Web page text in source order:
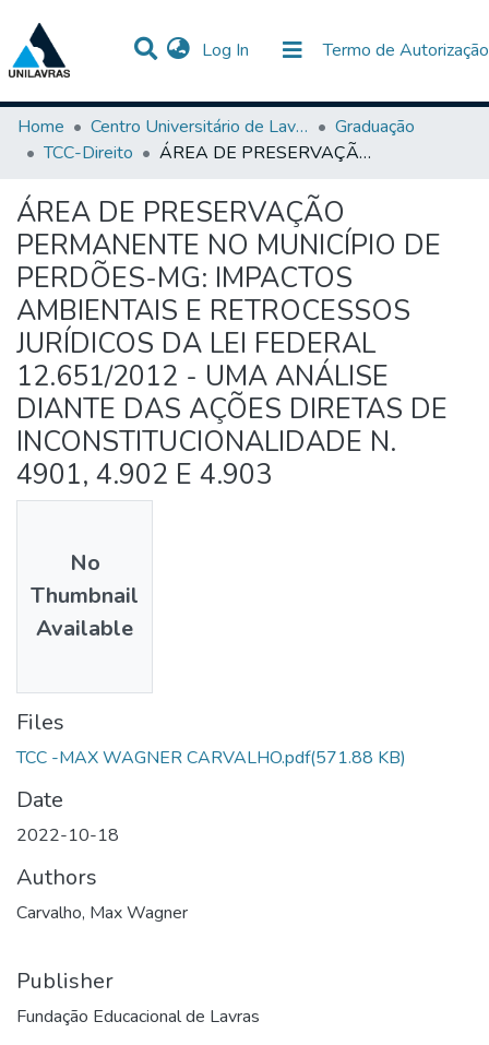
Log In (current) Termo de Autorização
Communities & Collections
Statistics
All of DSpace
Home
Centro Universitário de Lavras-UNILAVRAS
Graduação
TCC-Direito
ÁREA DE PRESERVAÇÃO PERMANENTE NO MUNICÍPIO DE PERDÕES-MG: IMPACTOS AMBIENTAIS E RETROCESSOS JURÍDICOS DA LEI FEDERAL 12.651/2012 - UMA ANÁLISE DIANTE DAS AÇÕES DIRETAS DE INCONSTITUCIONALIDADE N. 4901, 4.902 E 4.903
ÁREA DE PRESERVAÇÃO
PERMANENTE NO MUNICÍPIO DE
PERDÕES-MG: IMPACTOS
AMBIENTAIS E RETROCESSOS
JURÍDICOS DA LEI FEDERAL
12.651/2012 - UMA ANÁLISE
DIANTE DAS AÇÕES DIRETAS DE
INCONSTITUCIONALIDADE N.
4901, 4.902 E 4.903
No
Thumbnail
Available
Files
TCC -MAX WAGNER CARVALHO.pdf(571.88 KB)
Date
2022-10-18
Authors
Carvalho, Max Wagner
Publisher
Fundação Educacional de Lavras